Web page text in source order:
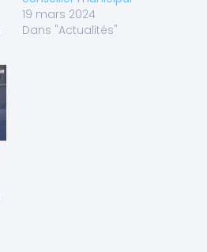
19 mars 2024
Dans "Actualités"